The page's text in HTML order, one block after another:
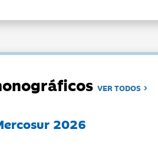
VER TODOS
2026